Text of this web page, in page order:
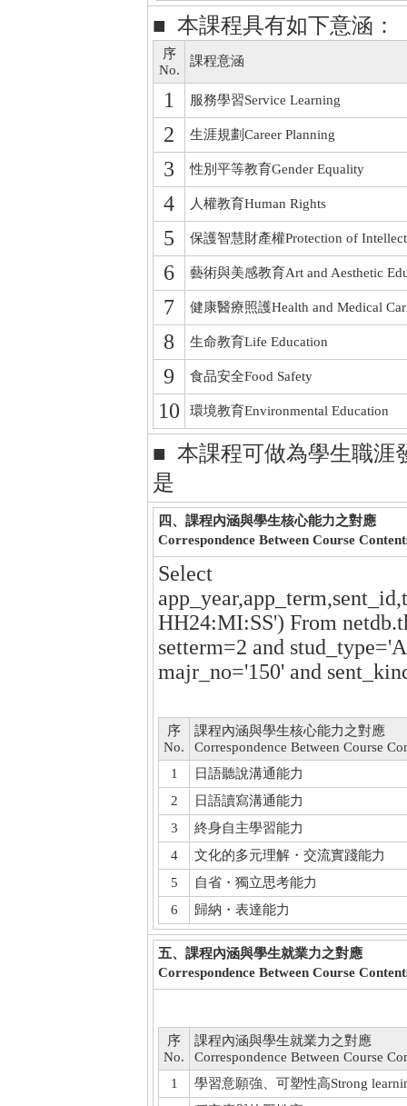
■ 本課程具有如下意涵：
序
No.
課程意涵
1 服務學習Service Learning
2 生涯規劃Career Planning
3 性別平等教育Gender Equality
4 人權教育Human Rights
5 保護智慧財產權Protection of
6 藝術與美感教育Art and Aesthetic
7 健康醫療照護Health and Medical
8 生命教育Life Education
9 食品安全Food Safety
10 環境教育Environmental Education
■ 本課程可做為學生職涯
是
四、課程內涵與學生核心能力之對應
Correspondence Between Course
Select
HH24:MI:SS') From
setterm=2 and
majr_no='150' and
序
No.
課程內涵與學生核心能力之對應
Correspondence Between Course
1
日語聽說溝通能力
2
日語讀寫溝通能力
3
終身自主學習能力
4
文化的多元理解・交流實踐能力
5
自省・獨立思考能力
6
歸納・表達能力
五、課程內涵與學生就業力之對應
Correspondence Between Course
序
No.
課程內涵與學生就業力之對應
Correspondence Between Course
1
學習意願強、可塑性高Strong